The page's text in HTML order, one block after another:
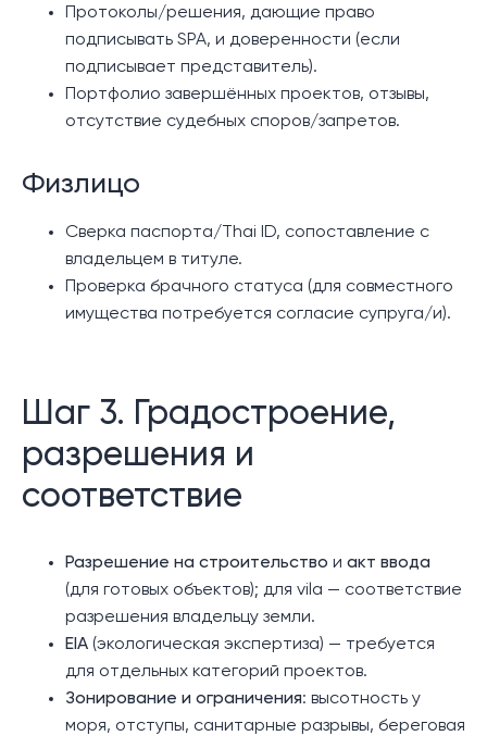
Протоколы/решения, дающие право
подписывать SPA, и доверенности (если
подписывает представитель).
Портфолио завершённых проектов, отзывы,
отсутствие судебных споров/запретов.
Физлицо
Сверка паспорта/Thai ID, сопоставление с
владельцем в титуле.
Проверка брачного статуса (для совместного
имущества потребуется согласие супруга/и).
Шаг 3. Градостроение,
разрешения и
соответствие
Разрешение на строительство и акт ввода
(для готовых объектов); для vila — соответствие
разрешения владельцу земли.
EIA (экологическая экспертиза) — требуется
для отдельных категорий проектов.
Зонирование и ограничения: высотность у
моря, отступы, санитарные разрывы, береговая